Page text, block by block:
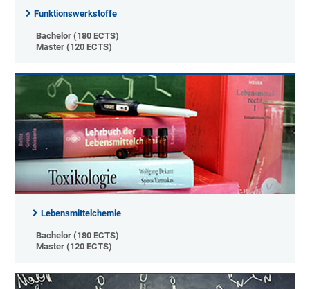
Funktionswerkstoffe
Bachelor (180 ECTS)
Master (120 ECTS)
Lebensmittelchemie
Bachelor (180 ECTS)
Master (120 ECTS)